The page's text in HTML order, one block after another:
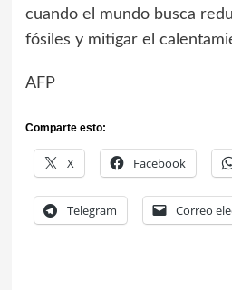
cuando el mundo busca
fósiles y mitigar el
AFP
Comparte esto:
X Facebook
Telegram Correo